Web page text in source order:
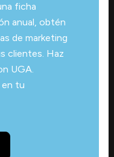
ficha
anual, obtén
de marketing
clientes. Haz
UGA.
en tu